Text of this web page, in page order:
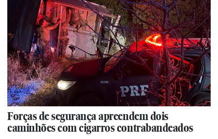
Forças de segurança apreendem dois
caminhões com cigarros contrabandeados